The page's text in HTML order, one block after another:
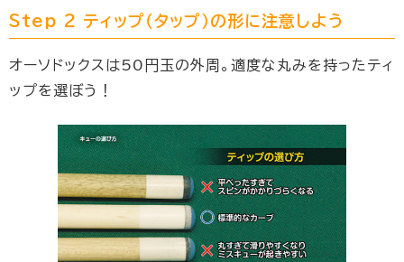
Step 2 ティップ（タップ）の形に注意しよう
オーソドックスは50円玉の外周。適度な丸みを持ったティ
ップを選ぼう！